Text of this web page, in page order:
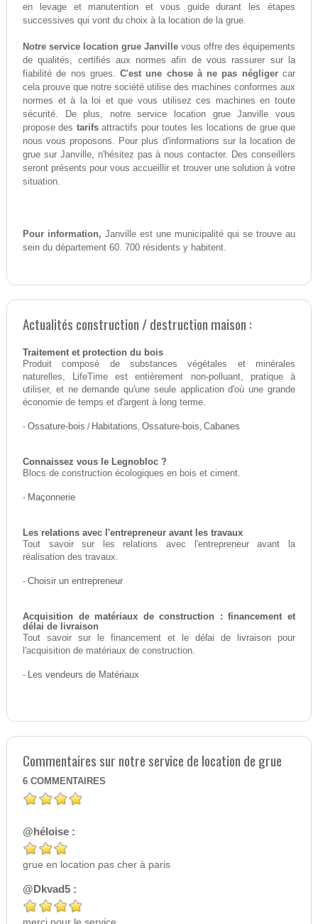
en levage et manutention et vous guide durant les étapes
successives qui vont du choix à la location de la grue.
Notre service location grue Janville vous offre des équipements
de qualités, certifiés aux normes afin de vous rassurer sur la
fiabilité de nos grues.C'est une chose à ne pas négligercar
cela prouve que notre société utilise des machines conformes aux
normes et à la loi et que vous utilisez ces machines en toute
sécurité. De plus, notre service location grue Janville vous
propose des tarifsattractifs pour toutes les locations de grue que
nous vous proposons. Pour plus d'informations sur la location de
grue sur Janville, n'hésitez pas à nous contacter. Des conseillers
seront présents pour vous accueillir et trouver une solution à votre
situation.
Pour information, Janville est une municipalité qui se trouve au
sein du département 60. 700 résidents y habitent.
Actualités construction / destruction maison :
Traitement et protection du bois
Produit composé de substances végétales et minérales
naturelles, LifeTime est entièrement non-polluant, pratique à
utiliser, et ne demande qu'une seule application d'où une grande
économie de temps et d'argent à long terme.
- Ossature-bois / Habitations, Ossature-bois, Cabanes
Connaissez vous le Legnobloc ?
Blocs de construction écologiques en bois et ciment.
- Maçonnerie
Les relations avec l'entrepreneur avant les travaux
Tout savoir sur les relations avec l'entrepreneur avant la
réalisation des travaux.
- Choisir un entrepreneur
Acquisition de matériaux de construction : financement et
délai de livraison
Tout savoir sur le financement et le délai de livraison pour
l'acquisition de matériaux de construction.
- Les vendeurs de Matériaux
Commentaires sur notre service de location de grue
6 COMMENTAIRES
@héloise :
grue en location pas cher à paris
@Dkvad5 :